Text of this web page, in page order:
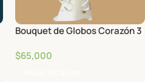
Bouquet de Globos Corazón 3
$65,000